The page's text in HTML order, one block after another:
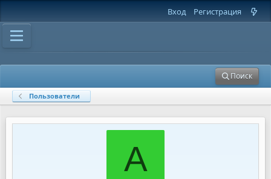
Вход Регистрация
Поиск
Пользователи
А